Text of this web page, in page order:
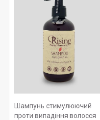
Шампунь стимулюючий
проти випадіння волосся